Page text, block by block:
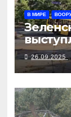
В МИРЕ
рубеж
26.09.2025